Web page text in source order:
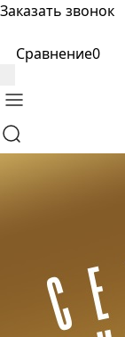
Заказать звонок
Сравнение0